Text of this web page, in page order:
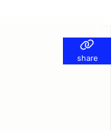
share
share